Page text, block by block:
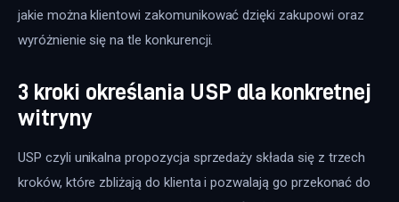
jakie można klientowi zakomunikować dzięki zakupowi oraz
wyróżnienie się na tle konkurencji.
3 kroki określania USP dla konkretnej
witryny
USP czyli unikalna propozycja sprzedaży składa się z trzech
kroków, które zbliżają do klienta i pozwalają go przekonać do